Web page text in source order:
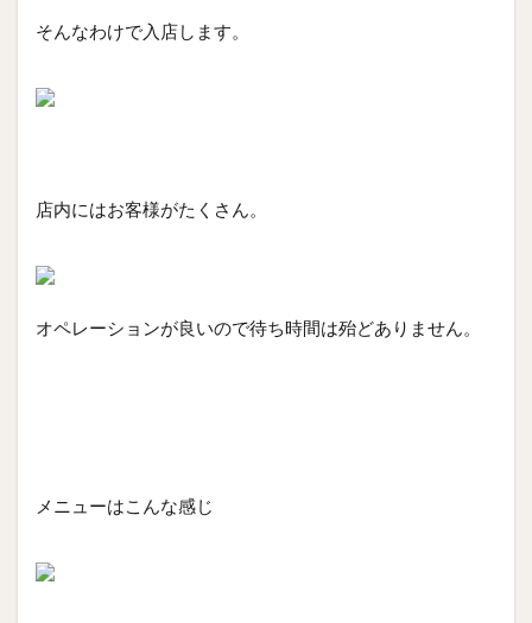
そんなわけで入店します。
店内にはお客様がたくさん。
オペレーションが良いので待ち時間は殆どありません。
メニューはこんな感じ